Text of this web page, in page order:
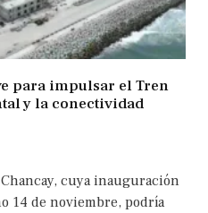
para impulsar el Tren
y la conectividad
cuya inauguración
14 de noviembre, podría